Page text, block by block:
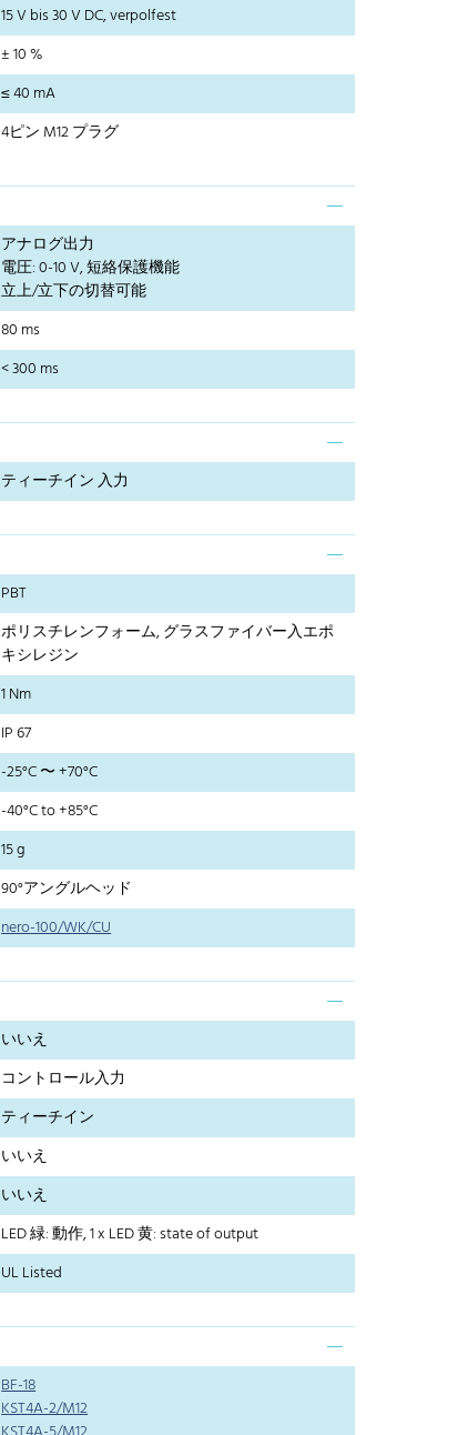
15 V bis 30 V DC, verpolfest
± 10 %
≤ 40 mA
4ピン M12 プラグ
アナログ出力
電圧: 0-10 V, 短絡保護機能
立上/立下の切替可能
80 ms
< 300 ms
ティーチイン 入力
PBT
ポリスチレンフォーム, グラスファイバー入エポ
キシレジン
1 Nm
IP 67
-25°C 〜 +70°C
-40°C to +85°C
15 g
90°アングルヘッド
nero-100/WK/CU
いいえ
コントロール入力
ティーチイン
いいえ
いいえ
LED 緑: 動作, 1 x LED 黄: state of output
UL Listed
BF-18
KST4A-2/M12